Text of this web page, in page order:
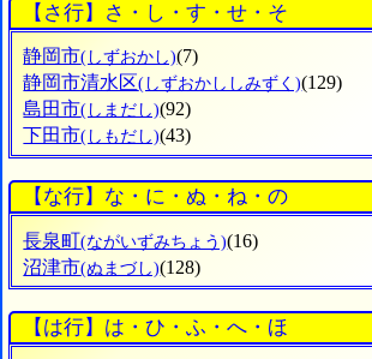
【さ行】さ・し・す・せ・そ
静岡市(しずおかし)(7)
静岡市清水区(しずおかししみずく)(129)
島田市(しまだし)(92)
下田市(しもだし)(43)
【な行】な・に・ぬ・ね・の
長泉町(ながいずみちょう)(16)
沼津市(ぬまづし)(128)
【は行】は・ひ・ふ・へ・ほ